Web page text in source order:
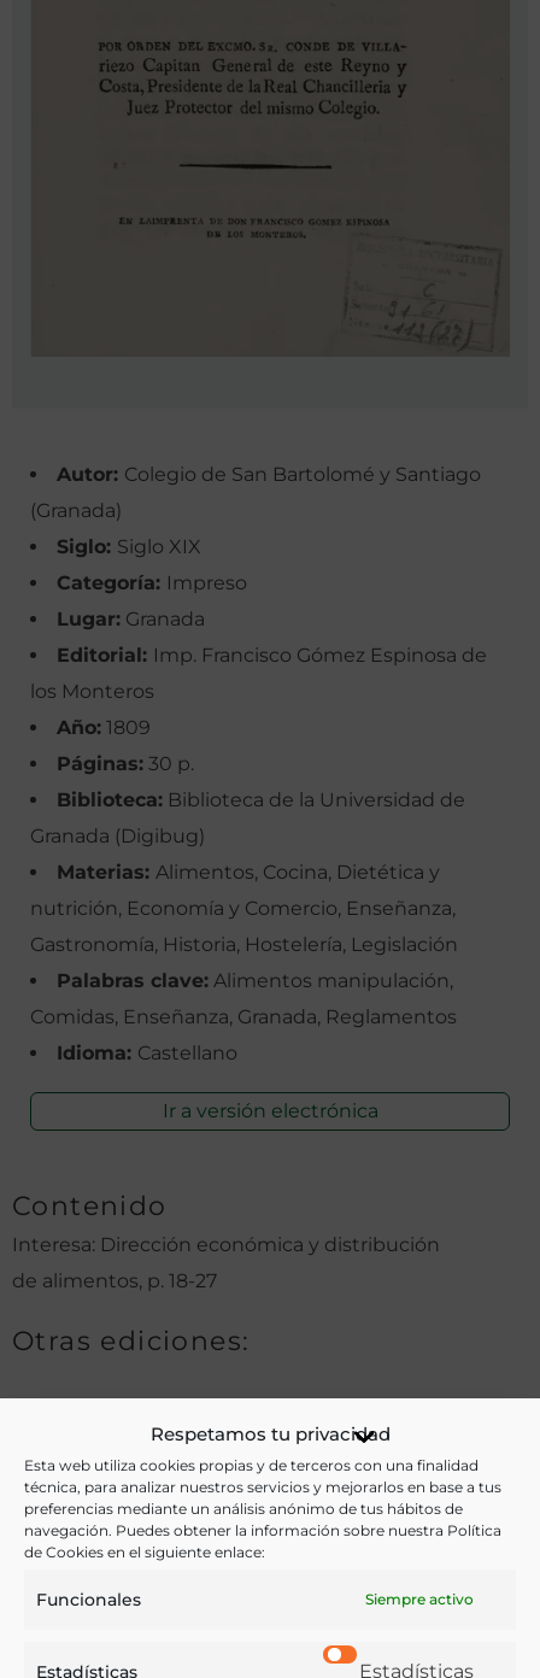
Respetamos tu privacidad
Esta web utiliza cookies propias y de terceros con una finalidad
técnica, para analizar nuestros servicios y mejorarlos en base a tus
preferencias mediante un análisis anónimo de tus hábitos de
navegación. Puedes obtener la información sobre nuestra Política
de Cookies en el siguiente enlace:
Funcionales Siempre activo
Estadísticas Estadísticas
Autor: Colegio de San Bartolomé y Santiago
(Granada)
Siglo: Siglo XIX
Categoría: Impreso
Lugar: Granada
Editorial: Imp. Francisco Gómez Espinosa de
los Monteros
Año: 1809
Páginas: 30 p.
Biblioteca: Biblioteca de la Universidad de
Granada (Digibug)
Materias: Alimentos, Cocina, Dietética y
nutrición, Economía y Comercio, Enseñanza,
Gastronomía, Historia, Hostelería, Legislación
Palabras clave: Alimentos manipulación,
Comidas, Enseñanza, Granada, Reglamentos
Idioma: Castellano
Ir a versión electrónica
Contenido
Interesa: Dirección económica y distribución
de alimentos, p. 18-27
Otras ediciones:
Ver más libros de estas materias: